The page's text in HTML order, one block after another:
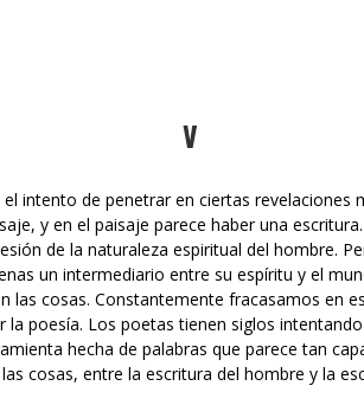
V
intento de penetrar en ciertas revelaciones
y en el paisaje parece haber una
de la naturaleza espiritual del hombre.
un intermediario entre su espíritu y el
las cosas. Constantemente fracasamos en
poesía. Los poetas tienen siglos
hecha de palabras que parece tan
cosas, entre la escritura del hombre y la